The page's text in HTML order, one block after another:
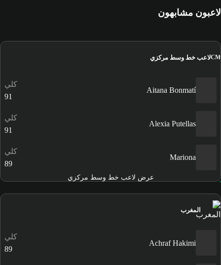
لاعبون مشابهون
CMلاعب خط وسط مركزي
Aitana Bonmatí
كلي
91
Alexia Putellas
كلي
91
Mariona
كلي
89
عرض لاعب خط وسط مركزي
المغرب
Achraf Hakimi
كلي
89